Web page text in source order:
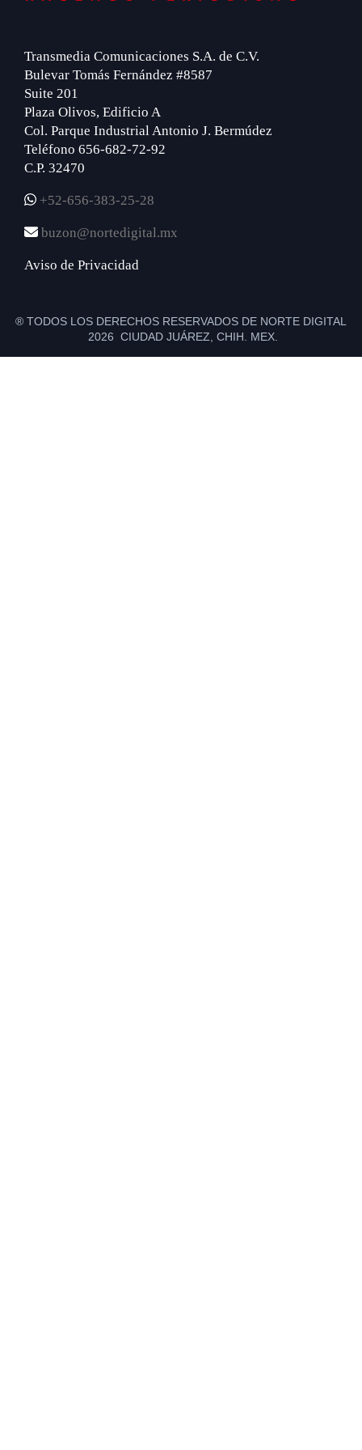
Transmedia Comunicaciones S.A. de C.V.
Bulevar Tomás Fernández #8587
Suite 201
Plaza Olivos, Edificio A
Col. Parque Industrial Antonio J. Bermúdez
Teléfono 656-682-72-92
C.P. 32470
+52-656-383-25-28
buzon@nortedigital.mx
Aviso de Privacidad
® TODOS LOS DERECHOS RESERVADOS DE NORTE DIGITAL
2026 CIUDAD JUÁREZ, CHIH. MEX.